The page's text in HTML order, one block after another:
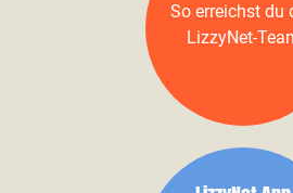
So erreichst du
LizzyNet-